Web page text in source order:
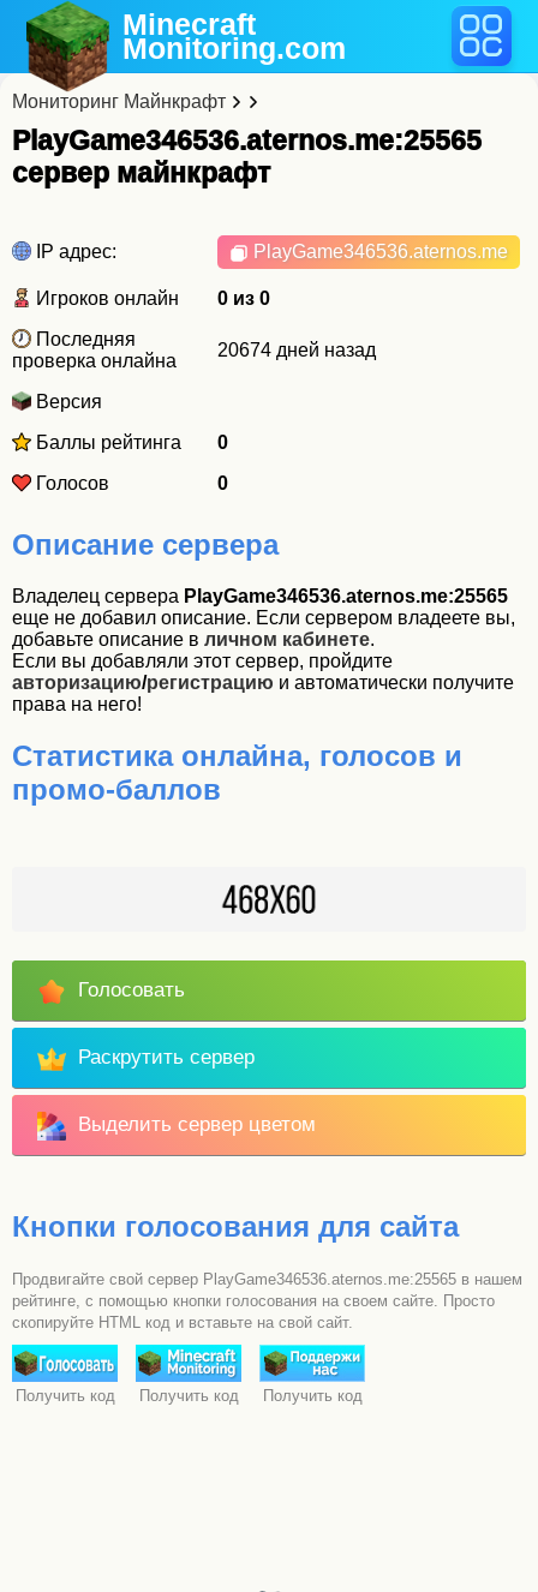
Minecraft
Monitoring.com
Мониторинг Майнкрафт
PlayGame346536.aternos.me:25565
cервер майнкрафт
IP адрес: PlayGame346536.aternos.me
Игроков онлайн
0 из 0
Последняя
проверка онлайна
20674 дней назад
Версия
Баллы рейтинга
0
Голосов
0
Описание сервера
Владелец сервера PlayGame346536.aternos.me:25565
еще не добавил описание. Если сервером владеете вы,
добавьте описание в личном кабинете.
Если вы добавляли этот сервер, пройдите
авторизацию/регистрацию и автоматически получите
права на него!
Статистика онлайна, голосов и
промо-баллов
Голосовать
Раскрутить сервер
Выделить сервер цветом
Кнопки голосования для сайта
Продвигайте свой сервер PlayGame346536.aternos.me:25565 в нашем
рейтинге, с помощью кнопки голосования на своем сайте. Просто
скопируйте HTML код и вставьте на свой сайт.
Получить код Получить код Получить код